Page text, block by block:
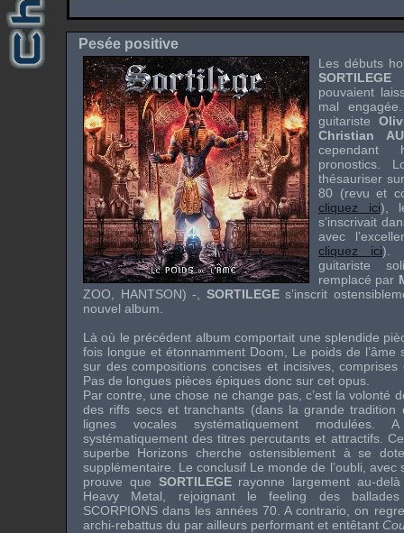
Pesée positive
Les débuts
SORTILEGE
pouvaient
mal
guitariste
Christian
cependant
pronostics.
thésauriser
80 (revu et
cliquez ici),
s’inscrivait
avec
cliquez ici).
guitariste
remplacé par
ZOO
HANTSON) -, SORTILEGEs’inscrit
nouvel album.
Là où le précédent album comportait une splendide
fois longue et étonnamment Doom, Le poids de l’âme
sur des compositions concises et incisives,
Pas de longues pièces épiques donc sur cet opus.
Par contre, une chose ne change pas, c’est la volonté
des riffs secs et tranchants (dans la grande
lignes vocales systématiquement modulées.
systématiquement des titres percutants et attractifs.
superbe Horizons cherche ostensiblement à se
supplémentaire. Le conclusif Le monde de l’oubli,
prouve que SORTILEGErayonne largement au-
Heavy Metal, rejoignant le feeling des
SCORPIONS dans les années 70. A contrario, on
archi-rebattus du par ailleurs performant et entêtant